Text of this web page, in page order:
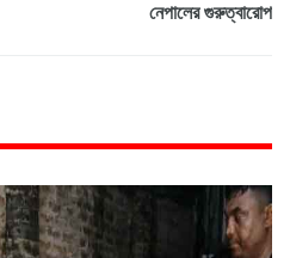
নেপালের গুরুত্বারোপ